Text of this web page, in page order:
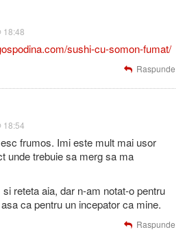
18:48
sushi-cu-somon-fumat/
Raspunde
18:54
frumos. Imi este mult mai usor
unde trebuie sa merg sa ma
reteta aia, dar n-am notat-o pentru
ca pentru un incepator ca mine.
Raspunde